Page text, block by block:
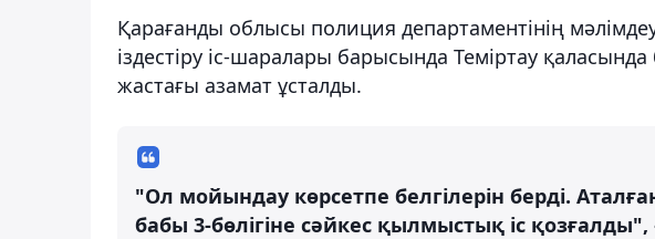
Қарағанды облысы полиция департаментінің
іздестіру іс-шаралары барысында Теміртау қаласында
жастағы азамат ұсталды.
"Ол мойындау көрсетпе белгілерін берді.
бабы 3-бөлігіне сәйкес қылмыстық іс